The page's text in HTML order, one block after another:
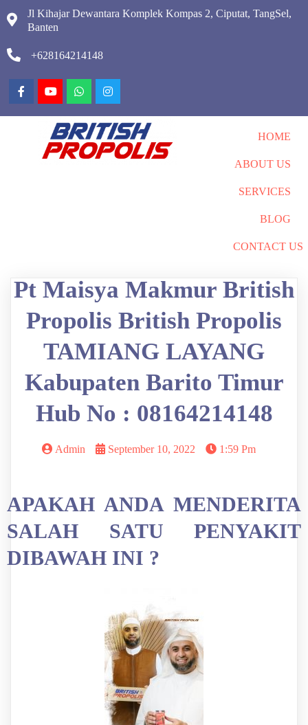
Jl Kihajar Dewantara Komplek Kompas 2, Ciputat, TangSel,
Banten
+628164214148
HOME
ABOUT US
SERVICES
BLOG
CONTACT US
Pt Maisya Makmur British
Propolis British Propolis
TAMIANG LAYANG
Kabupaten Barito Timur
Hub No : 08164214148
Admin September 10, 2022 1:59 Pm
APAKAH ANDA MENDERITA
SALAH SATU PENYAKIT
DIBAWAH INI ?